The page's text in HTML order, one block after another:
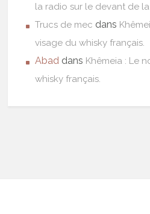
la radio sur le devant de
Trucs de mec dans
visage du whisky français.
Abad dans Khêmeia : Le
whisky français.